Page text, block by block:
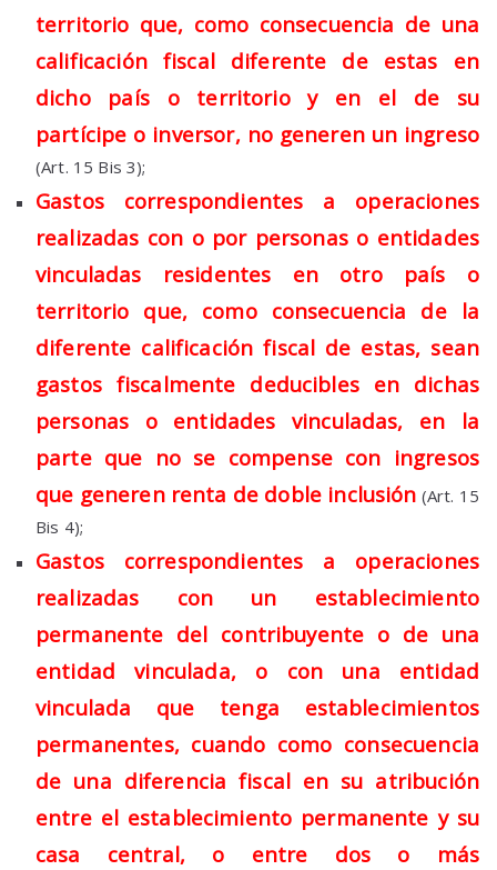
territorio que, como consecuencia de una
calificación fiscal diferente de estas en
dicho país o territorio y en el de su
partícipe o inversor, no generen un ingreso
(Art. 15 Bis 3);
Gastos correspondientes a operaciones
realizadas con o por personas o entidades
vinculadas residentes en otro país o
territorio que, como consecuencia de la
diferente calificación fiscal de estas, sean
gastos fiscalmente deducibles en dichas
personas o entidades vinculadas, en la
parte que no se compense con ingresos
que generen renta de doble inclusión (Art. 15
Bis 4);
Gastos correspondientes a operaciones
realizadas con un establecimiento
permanente del contribuyente o de una
entidad vinculada, o con una entidad
vinculada que tenga establecimientos
permanentes, cuando como consecuencia
de una diferencia fiscal en su atribución
entre el establecimiento permanente y su
casa central, o entre dos o más